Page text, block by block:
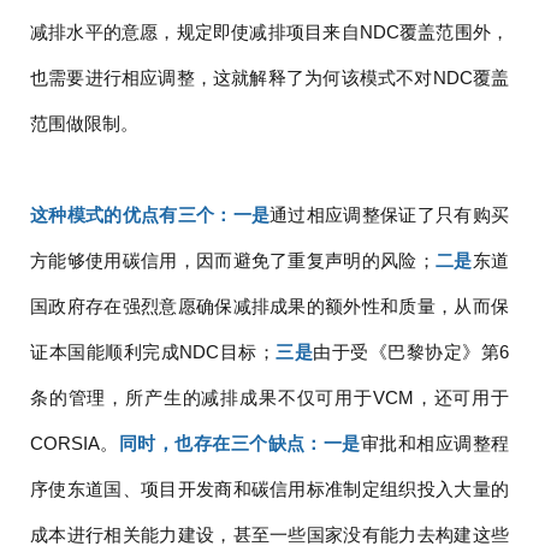
减排水平的意愿，规定即使减排项目来自NDC覆盖范围外，
也需要进行相应调整，这就解释了为何该模式不对NDC覆盖
范围做限制。
这种模式的优点有三个：一是通过相应调整保证了只有购买
方能够使用碳信用，因而避免了重复声明的风险； 二是东道
国政府存在强烈意愿确保减排成果的额外性和质量，从而保
证本国能顺利完成NDC目标； 三是由于受《巴黎协定》第6
条的管理，所产生的减排成果不仅可用于VCM，还可用于
CORSIA。 同时，也存在三个缺点：一是审批和相应调整程
序使东道国、项目开发商和碳信用标准制定组织投入大量的
成本进行相关能力建设，甚至一些国家没有能力去构建这些